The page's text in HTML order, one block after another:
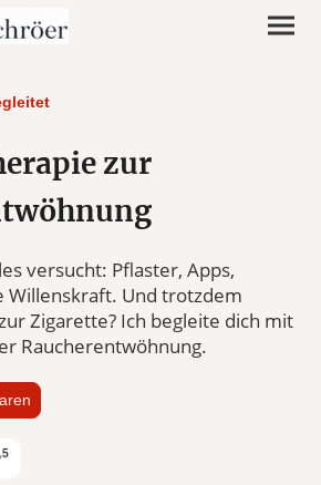
zur
versucht: Pflaster, Apps,
Willenskraft. Und trotzdem
Zigarette? Ich begleite dich mit
Raucherentwöhnung.